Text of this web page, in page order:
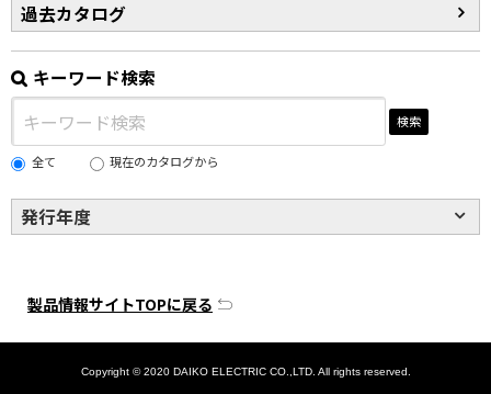
過去カタログ
キーワード検索
検索
全て 現在のカタログから
発行年度
製品情報サイトTOPに戻る
Copyright © 2020 DAIKO ELECTRIC CO.,LTD. All rights reserved.